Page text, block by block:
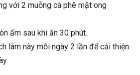
với 2 muỗng cà phê mật ong
ấm sau khi ăn 30 phút.
làm này mỗi ngày 2 lần để cải thiện